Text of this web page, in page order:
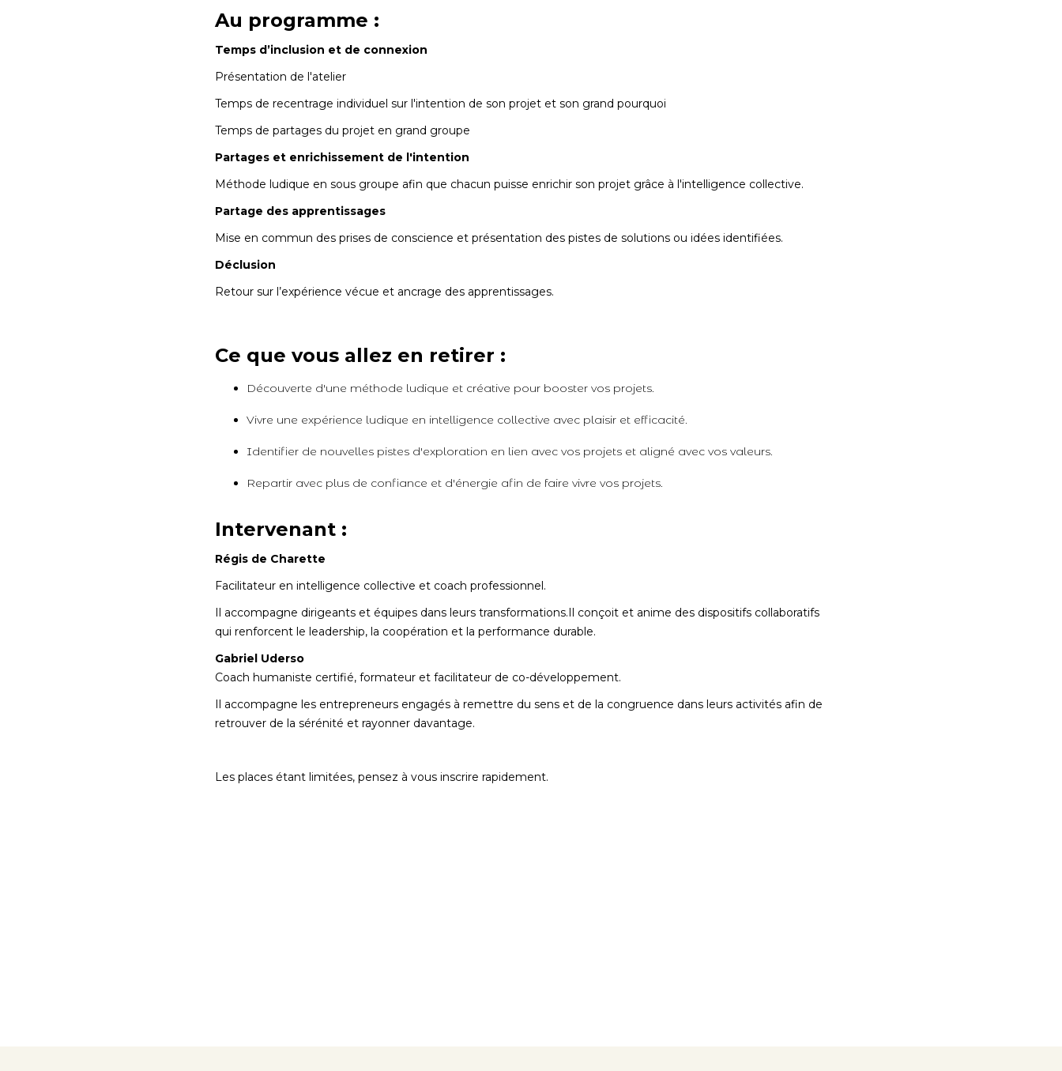
Au programme :
Temps d’inclusion et de connexion
Présentation de l'atelier
Temps de recentrage individuel sur l'intention de son projet et son grand pourquoi
Temps de partages du projet en grand groupe
Partages et enrichissement de l'intention
Méthode ludique en sous groupe afin que chacun puisse enrichir son projet grâce à l'intelligence collective.
Partage des apprentissages
Mise en commun des prises de conscience et présentation des pistes de solutions ou idées identifiées.
Déclusion
Retour sur l’expérience vécue et ancrage des apprentissages.
Ce que vous allez en retirer :
Découverte d'une méthode ludique et créative pour booster vos projets.
Vivre une expérience ludique en intelligence collective avec plaisir et efficacité.
Identifier de nouvelles pistes d'exploration en lien avec vos projets et aligné avec vos valeurs.
Repartir avec plus de confiance et d'énergie afin de faire vivre vos projets.
Intervenant :
Régis de Charette
Facilitateur en intelligence collective et coach professionnel.
Il accompagne dirigeants et équipes dans leurs transformations.Il conçoit et anime des dispositifs collaboratifs
qui renforcent le leadership, la coopération et la performance durable.
Gabriel Uderso
Coach humaniste certifié, formateur et facilitateur de co-développement.
Il accompagne les entrepreneurs engagés à remettre du sens et de la congruence dans leurs activités afin de
retrouver de la sérénité et rayonner davantage.
Les places étant limitées, pensez à vous inscrire rapidement.